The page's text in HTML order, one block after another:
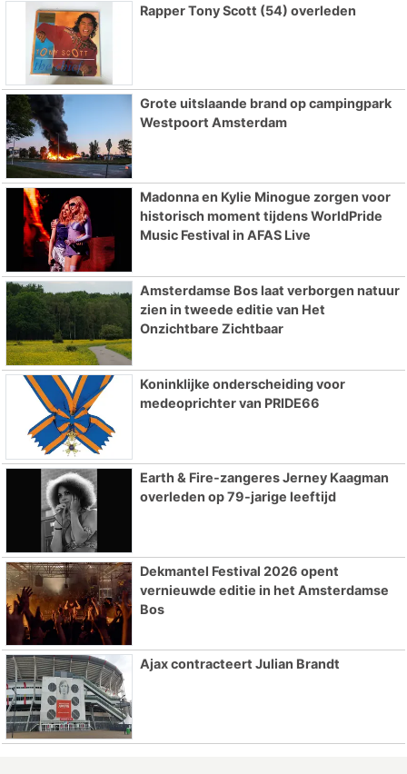
Rapper Tony Scott (54) overleden
Grote uitslaande brand op campingpark
Westpoort Amsterdam
Madonna en Kylie Minogue zorgen voor
historisch moment tijdens WorldPride
Music Festival in AFAS Live
Amsterdamse Bos laat verborgen natuur
zien in tweede editie van Het
Onzichtbare Zichtbaar
Koninklijke onderscheiding voor
medeoprichter van PRIDE66
Earth & Fire-zangeres Jerney Kaagman
overleden op 79-jarige leeftijd
Dekmantel Festival 2026 opent
vernieuwde editie in het Amsterdamse
Bos
Ajax contracteert Julian Brandt